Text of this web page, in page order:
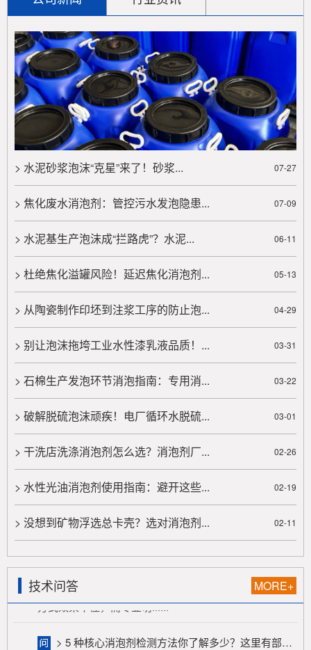
> 水泥砂浆泡沫“克星”来了！砂浆... 07-27
> 焦化废水消泡剂：管控污水发泡隐患... 07-09
> 水泥基生产泡沫成“拦路虎”？水泥... 06-11
> 杜绝焦化溢罐风险！延迟焦化消泡剂... 05-13
> 从陶瓷制作印坯到注浆工序的防止泡... 04-29
> 别让泡沫拖垮工业水性漆乳液品质！... 03-31
> 石棉生产发泡环节消泡指南：专用消... 03-22
> 破解脱硫泡沫顽疾！电厂循环水脱硫... 03-01
> 干洗店洗涤消泡剂怎么选？消泡剂厂... 02-26
> 水性光油消泡剂使用指南：避开这些... 02-19
> 没想到矿物浮选总卡壳？选对消泡剂... 02-11
技术问答 MORE+
> 废水消泡剂，快速消除生化池顽固泡沫，防止溢流与菌胶团破坏，提升污水处理效率与出水水质
废水消泡剂是污水处理关键辅料，能快速消除生化池
顽固泡沫，防止溢流与菌胶团破坏，提升处理效率及水
质。生化池泡沫源于化学、生......
> 切削液生产泡沫泛滥？隐形杀手无需慌，消泡剂力挽狂澜轻松搞定
产品质量、生产进度与成本，成为“隐形杀手”。传统除泡
方式效果不佳，而专业切......
环保政策推动下水性体系产品发展，但易因表面活性
> 高速磨削油消泡剂：提升加工效率的关键利器
高速磨削中泡沫问题影响加工，消泡剂可解决。赛洋
消泡剂凭借高效消泡、相容性好、环保安全等优势脱颖
而出，有应用案例佐证。选型......
> 农药泡沫问题大揭秘：杀苗除草专用消泡剂从起泡原因到解决方法，一文读懂！
农药使用中泡沫问题影响药效和环境，成因包括表面
活性剂、机械搅拌、水质及温度等因素。泡沫导致药效
降低、资源浪费、环境污染和......
> 在动液传动中液压油不可避免的存在起泡沫的问题该如何解决？
如何解决？...
> 潍坊赛洋介绍影响泡沫稳定性的主要因素
潍坊赛洋介绍影响泡沫稳定性的主要因素。实际存在
的泡沫总是同时受到几种因素的综合作用...
> 消泡剂分析烃链长度不同的脂肪酸皂临界胶束浓度及泡沫稳定性
在泡沫体系中引入第三种成份，与原有的表面活性剂
常产生协同作用。研究比较多的，是十二 烷基硫酸钠 "
水 &qu......